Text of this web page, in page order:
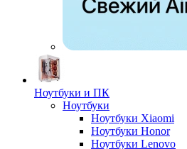
Ноутбуки и ПК
Ноутбуки
Ноутбуки Xiaomi
Ноутбуки Honor
Ноутбуки Lenovo